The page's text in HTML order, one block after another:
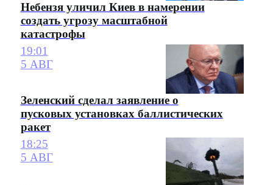
Небензя уличил Киев в намерении
создать угрозу масштабной
катастрофы
19:01
5 АВГ
Зеленский сделал заявление о
пусковых установках баллистических
ракет
18:25
5 АВГ